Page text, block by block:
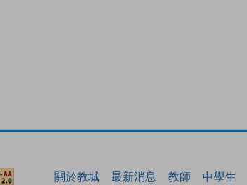
關於教城 最新消息 教師 中學生